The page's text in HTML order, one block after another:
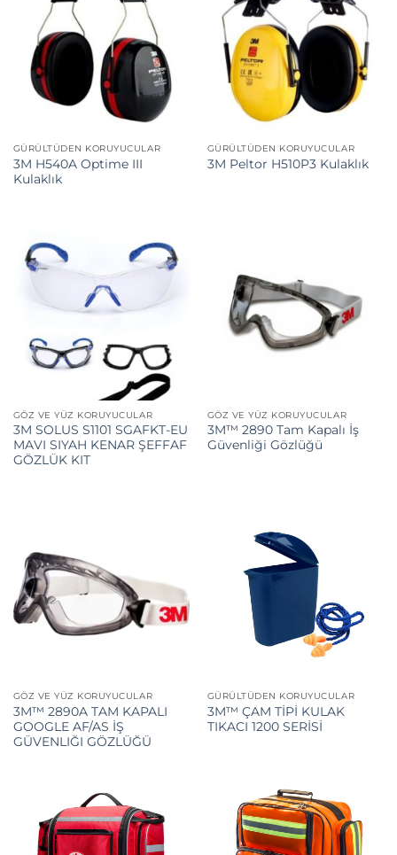
GÜRÜLTÜDEN KORUYUCULAR
3M H540A Optime III
Kulaklık
GÜRÜLTÜDEN KORUYUCULAR
3M Peltor H510P3 Kulaklık
GÖZ VE YÜZ KORUYUCULAR
3M SOLUS S1101 SGAFKT-EU
MAVI SIYAH KENAR ŞEFFAF
GÖZLÜK KIT
GÖZ VE YÜZ KORUYUCULAR
3M™ 2890 Tam Kapalı İş
Güvenliği Gözlüğü
GÖZ VE YÜZ KORUYUCULAR
3M™ 2890A TAM KAPALI
GOOGLE AF/AS İŞ
GÜVENLIĞI GÖZLÜĞÜ
GÜRÜLTÜDEN KORUYUCULAR
3M™ ÇAM TİPİ KULAK
TIKACI 1200 SERİSİ